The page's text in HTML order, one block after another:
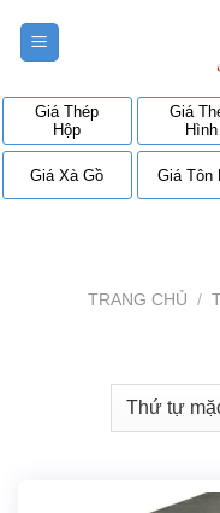
dungGiá Thép
Hộp
Giá
Hình
Giá Xà Gồ Giá Tôn
TRANG CHỦ /